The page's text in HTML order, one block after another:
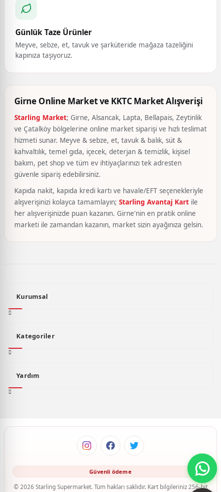
Günlük Taze Ürünler
Meyve, sebze, et, tavuk ve şarküteride mağaza tazeliğini
kapınıza taşıyoruz.
Girne Online Market ve KKTC Market Alışverişi
Starling Market; Girne, Alsancak, Lapta, Bellapais, Zeytinlik
ve Çatalköy bölgelerine online market siparişi ve hızlı teslimat
hizmeti sunar. Meyve & sebze, et, tavuk & balık, süt &
kahvaltılık, temel gıda, içecek, deterjan & temizlik, kişisel
bakım, pet shop ve tüm ev ihtiyaçlarınızı tek adresten
güvenle sipariş edebilirsiniz.
Kapıda nakit, kapıda kredi kartı ve havale/EFT seçenekleriyle
alışverişinizi kolayca tamamlayın; Starling Avantaj Kart ile
her alışverişinizde puan kazanın. Girne'nin en pratik online
marketi ile zamandan kazanın, market sizin ayağınıza gelsin.
Kurumsal
Kategoriler
Yardım
© 2026 Starling Supermarket. Tüm hakları saklıdır. Kart bilgileriniz 256-bit